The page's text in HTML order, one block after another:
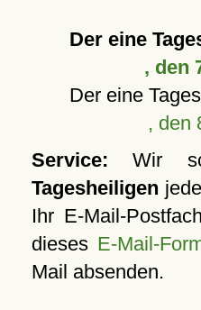
Der eine
, den
Der eine
, den
Service: Wir
Tagesheiligen
Ihr E-Mail-
dieses E-Mail-
Mail absenden.